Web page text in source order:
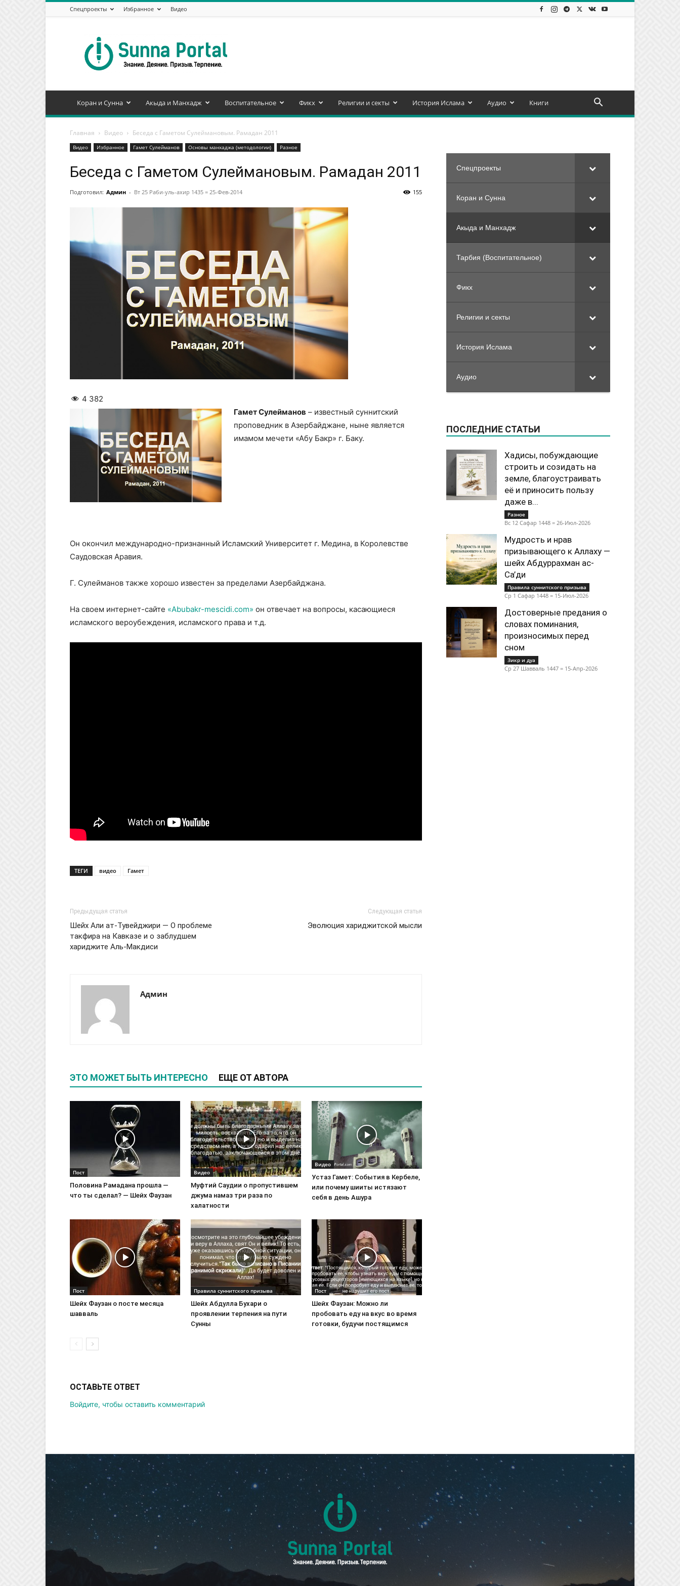
Спецпроекты Избранное Видео
Портал
Коран и Сунна Акыда и Манхадж Воспитательное Фикх Религии и секты История Ислама Аудио Книги
Главная Видео Беседа с Гаметом Сулеймановым. Рамадан 2011
Видео Избранное Гамет Сулейманов Основы манхаджа (методологии) Разное
Беседа с Гаметом Сулеймановым. Рамадан 2011
Подготовил: Админ - Вт 25 Раби-уль-ахир 1435 = 25-Фев-2014 155
4 382
Гамет Сулейманов – известный суннитский
проповедник в Азербайджане, ныне является
имамом мечети «Абу Бакр» г. Баку.
Он окончил международно-признанный Исламский Университет г. Медина, в Королевстве
Саудовская Аравия.
Г. Сулейманов также хорошо известен за пределами Азербайджана.
На своем интернет-сайте «Abubakr-mescidi.com» он отвечает на вопросы, касающиеся
исламского вероубеждения, исламского права и т.д.
ТЕГИ видео Гамет
Предыдущая статья
Шейх Али ат-Тувейджири — О проблеме
такфира на Кавказе и о заблудшем
хариджите Аль-Макдиси
Следующая статья
Эволюция хариджитской мысли
Админ
ЭТО МОЖЕТ БЫТЬ ИНТЕРЕСНО ЕЩЕ ОТ АВТОРА
Пост
Половина Рамадана прошла —
что ты сделал? — Шейх Фаузан
Видео
Муфтий Саудии о пропустившем
джума намаз три раза по
халатности
Видео
Устаз Гамет: События в Кербеле,
или почему шииты истязают
себя в день Ашура
Пост
Шейх Фаузан о посте месяца
шавваль
Правила суннитского призыва
Шейх Абдулла Бухари о
проявлении терпения на пути
Сунны
Пост
Шейх Фаузан: Можно ли
пробовать еду на вкус во время
готовки, будучи постящимся
ОСТАВЬТЕ ОТВЕТ
Войдите, чтобы оставить комментарий
Спецпроекты
Коран и Сунна
Акыда и Манхадж
Тарбия (Воспитательное)
Фикх
Религии и секты
История Ислама
Аудио
ПОСЛЕДНИЕ СТАТЬИ
Хадисы, побуждающие
строить и созидать на
земле, благоустраивать
её и приносить пользу
даже в...
Разное
Вс 12 Сафар 1448 = 26-Июл-2026
Мудрость и нрав
призывающего к Аллаху —
шейх Абдуррахман ас-
Са’ди
Правила суннитского призыва
Ср 1 Сафар 1448 = 15-Июл-2026
Достоверные предания о
словах поминания,
произносимых перед
сном
Зикр и дуа
Ср 27 Шавваль 1447 = 15-Апр-2026